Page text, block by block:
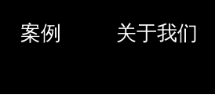
案例 关于我们